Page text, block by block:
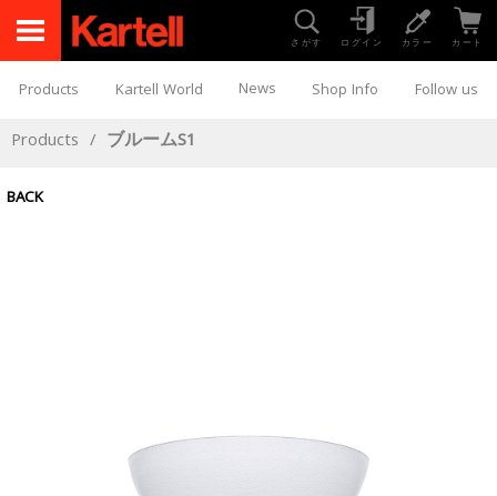
さがす ログイン カラー カート
Products Kartell World News Shop Info Follow us
Products / ブルームS1
BACK